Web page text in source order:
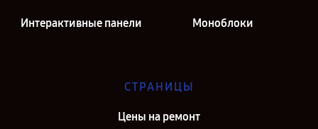
Интерактивные панели Моноблоки
СТРАНИЦЫ
Цены на ремонт